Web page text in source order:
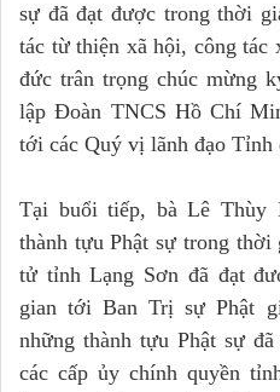
sự đã đạt được trong thời
tác từ thiện xã hội, công
đức trân trọng chúc mừng
lập Đoàn TNCS Hồ Chí
tới các Quý vị lãnh đạo Tỉnh
Tại buổi tiếp, bà Lê Thùy
thành tựu Phật sự trong thời
tử tỉnh Lạng Sơn đã đạt
gian tới Ban Trị sự Phật
những thành tựu Phật sự
các cấp ủy chính quyền